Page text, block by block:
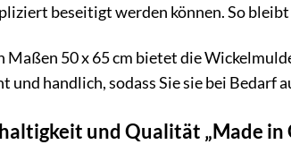
beseitigt werden können. So
Maßen 50 x 65 cm bietet die
und handlich, sodass Sie sie bei Bedarf
und Qualität „Made in